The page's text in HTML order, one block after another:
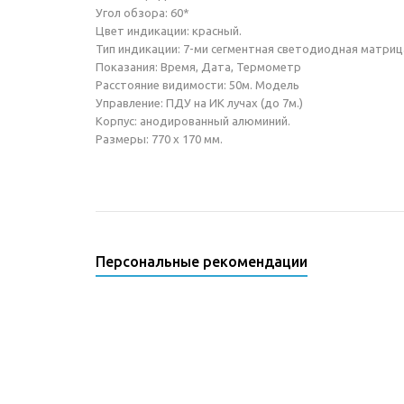
Угол обзора: 60*
Цвет индикации: красный.
Тип индикации: 7-ми сегментная светодиодная
Показания: Время, Дата, Термометр
Расстояние видимости: 50м. Модель
Управление: ПДУ на ИК лучах (до 7м.)
Корпус: анодированный алюминий.
Размеры: 770 х 170 мм.
Персональные рекомендации